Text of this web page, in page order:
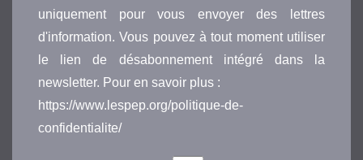
uniquement pour vous envoyer des lettres
d'information. Vous pouvez à tout moment utiliser
le lien de désabonnement intégré dans la
newsletter. Pour en savoir plus :
https://www.lespep.org/politique-de-
confidentialite/